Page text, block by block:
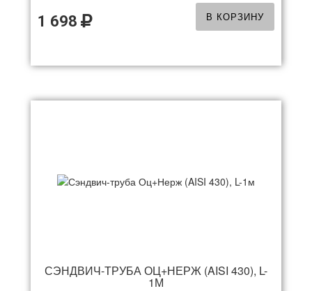
1 698 В КОРЗИНУ
СЭНДВИЧ-ТРУБА ОЦ+НЕРЖ (AISI 430), L-
1М